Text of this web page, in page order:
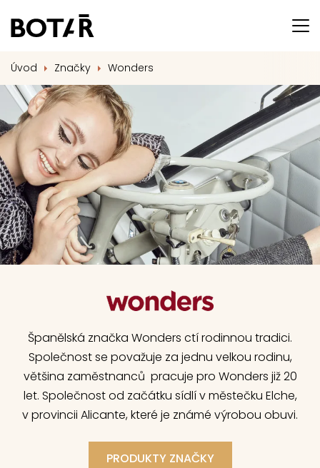
Úvod Značky Wonders
Španělská značka Wonders ctí rodinnou tradici.
Společnost se považuje za jednu velkou rodinu,
většina zaměstnanců pracuje pro Wonders již 20
let. Společnost od začátku sídlí v městečku Elche,
v provincii Alicante, které je známé výrobou obuvi.
PRODUKTY ZNAČKY